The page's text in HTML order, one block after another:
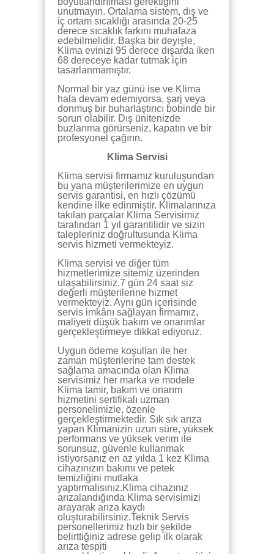
unutmayın. Ortalama sistem, dış ve
iç ortam sıcaklığı arasında 20-25
derece sıcaklık farkını muhafaza
edebilmelidir. Başka bir deyişle,
Klima evinizi 95 derece dışarda iken
68 dereceye kadar tutmak için
tasarlanmamıştır.
Normal bir yaz günü ise ve Klima
hala devam edemiyorsa, şarj veya
donmuş bir buharlaştırıcı bobinde bir
sorun olabilir. Dış ünitenizde
buzlanma görürseniz, kapatın ve bir
profesyonel çağırın.
Klima Servisi
Klima servisi firmamız kuruluşundan
bu yana müşterilerimize en uygun
servis garantisi, en hızlı çözümü
kendine ilke edinmiştir. Klimalarınıza
takılan parçalar Klima Servisimiz
tarafından 1 yıl garantilidir ve sizin
talepleriniz doğrultusunda Klima
servis hizmeti vermekteyiz.
Klima servisi ve diğer tüm
hizmetlerimize sitemiz üzerinden
ulaşabilirsiniz.7 gün 24 saat siz
değerli müşterilerine hizmet
vermekteyiz. Aynı gün içerisinde
servis imkânı sağlayan firmamız,
maliyeti düşük bakım ve onarımlar
gerçekleştirmeye dikkat ediyoruz.
Uygun ödeme koşulları ile her
zaman müşterilerine tam destek
sağlama amacında olan Klima
servisimiz her marka ve modele
Klima tamir, bakım ve onarım
hizmetini sertifikalı uzman
personelimizle, özenle
gerçekleştirmektedir. Sık sık arıza
yapan Klimanizin uzun süre, yüksek
performans ve yüksek verim ile
sorunsuz, güvenle kullanmak
istiyorsanız en az yılda 1 kez Klima
cihazınızın bakımı ve petek
temizliğini mutlaka
yaptırmalısınız.Klima cihazınız
arızalandığında Klima servisimizi
arayarak arıza kaydı
oluşturabilirsiniz.Teknik Servis
personellerimiz hızlı bir şekilde
belirttiğiniz adrese gelip ilk olarak
arıza tespiti